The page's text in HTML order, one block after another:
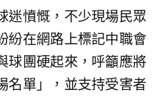
迷憤慨，不少現場民眾
紛在網路上標記中職會
球團硬起來，呼籲應將
名單」，並支持受害者